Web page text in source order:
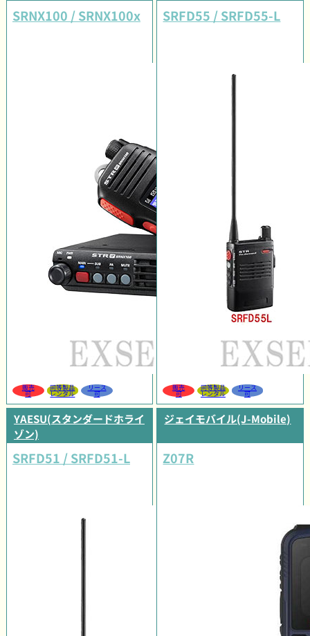
SRNX100 / SRNX100x
販売
可
同等製品
レンタル
リース
可
SRFD55 / SRFD55-L
販売
可
同等製品
レンタル
リース
可
YAESU(スタンダードホライ
ゾン)
SRFD51 / SRFD51-L
ジェイモバイル(J-Mobile)
Z07R